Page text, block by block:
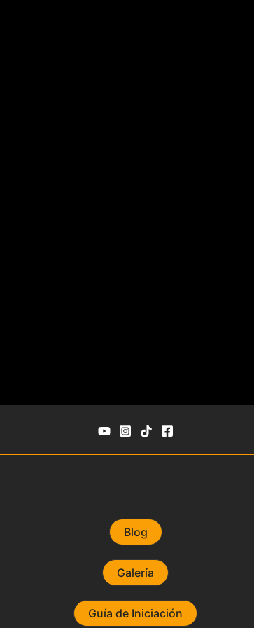
Blog
Galería
Guía de Iniciación